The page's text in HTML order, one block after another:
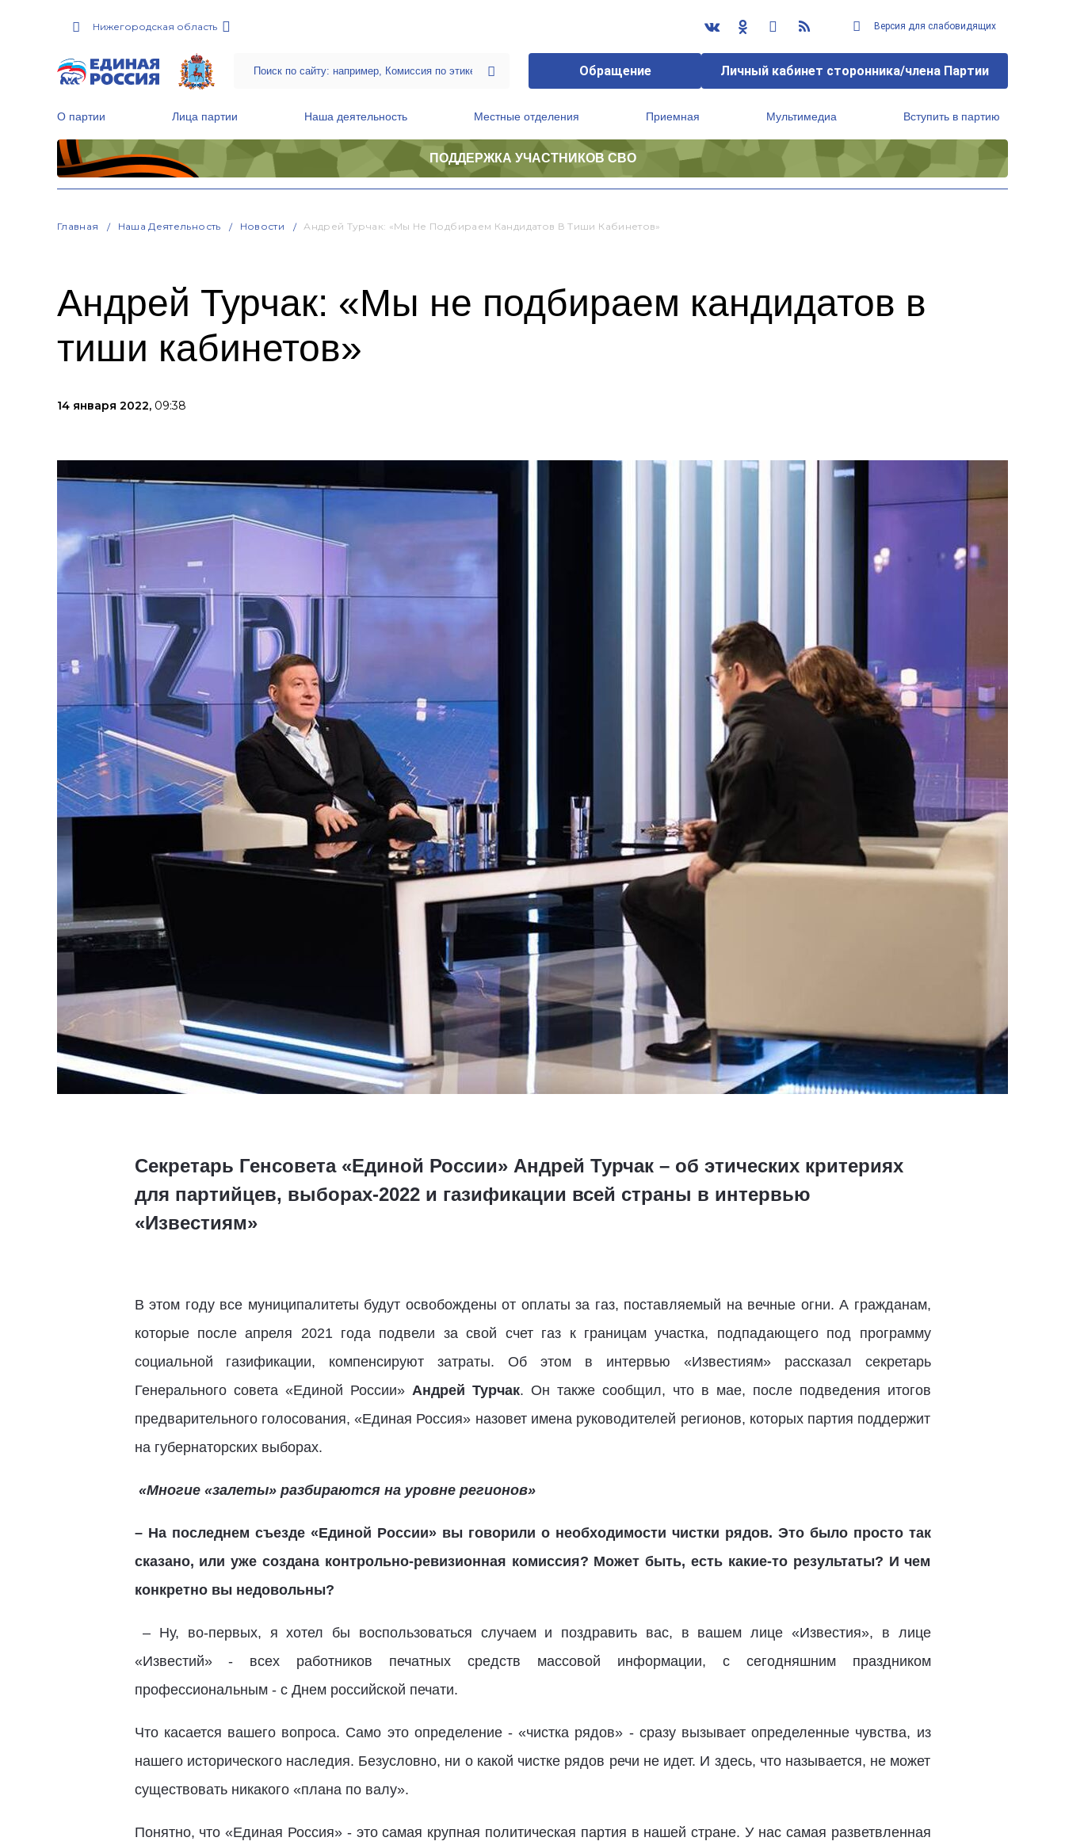
Нижегородская область Версия для слабовидящих
Обращение Личный кабинет сторонника/члена Партии
О партии Лица партии Наша деятельность Местные отделения Приемная Мультимедиа Вступить в партию
ПОДДЕРЖКА УЧАСТНИКОВ СВО
Главная Наша Деятельность Новости Андрей Турчак: «Мы Не Подбираем Кандидатов В Тиши Кабинетов»
Андрей Турчак: «Мы не подбираем кандидатов в
тиши кабинетов»
14 января 2022, 09:38
Секретарь Генсовета «Единой России» Андрей Турчак – об этических критериях
для партийцев, выборах-2022 и газификации всей страны в интервью
«Известиям»
В этом году все муниципалитеты будут освобождены от оплаты за газ, поставляемый на вечные огни. А гражданам,
которые после апреля 2021 года подвели за свой счет газ к границам участка, подпадающего под программу
социальной газификации, компенсируют затраты. Об этом в интервью «Известиям» рассказал секретарь
Генерального совета «Единой России» Андрей Турчак. Он также сообщил, что в мае, после подведения итогов
предварительного голосования, «Единая Россия» назовет имена руководителей регионов, которых партия поддержит
на губернаторских выборах.
«Многие «залеты» разбираются на уровне регионов»
– На последнем съезде «Единой России» вы говорили о необходимости чистки рядов. Это было просто так
сказано, или уже создана контрольно-ревизионная комиссия? Может быть, есть какие-то результаты? И чем
конкретно вы недовольны?
– Ну, во-первых, я хотел бы воспользоваться случаем и поздравить вас, в вашем лице «Известия», в лице
«Известий» - всех работников печатных средств массовой информации, с сегодняшним праздником
профессиональным - с Днем российской печати.
Что касается вашего вопроса. Само это определение - «чистка рядов» - сразу вызывает определенные чувства, из
нашего исторического наследия. Безусловно, ни о какой чистке рядов речи не идет. И здесь, что называется, не может
существовать никакого «плана по валу».
Понятно, что «Единая Россия» - это самая крупная политическая партия в нашей стране. У нас самая разветвленная